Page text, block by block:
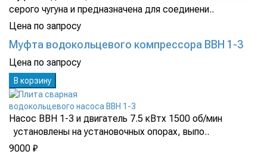
серого чугуна и предназначена для соединени..
Цена по запросу
Муфта водокольцевого компрессора ВВН 1-3
Цена по запросу
В корзину
Насос ВВН 1-3 и двигатель 7.5 кВтх 1500 об/мин
установлены на установочных опорах, выпо..
9000 ₽